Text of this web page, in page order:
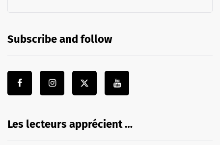
Subscribe and follow
Les lecteurs apprécient …